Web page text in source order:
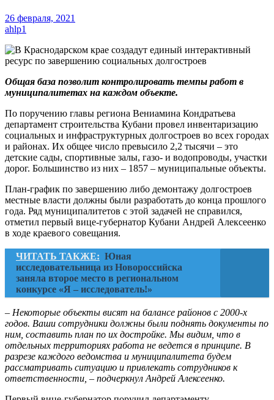
26 февраля, 2021
ahlp1
Общая база позволит контролировать темпы работ в
муниципалитетах на каждом объекте.
По поручению главы региона Вениамина Кондратьева
департамент строительства Кубани провел инвентаризацию
социальных и инфраструктурных долгостроев во всех городах
и районах. Их общее число превысило 2,2 тысячи – это
детские сады, спортивные залы, газо- и водопроводы, участки
дорог. Большинство из них – 1857 – муниципальные объекты.
План-график по завершению либо демонтажу долгостроев
местные власти должны были разработать до конца прошлого
года. Ряд муниципалитетов с этой задачей не справился,
отметил первый вице-губернатор Кубани Андрей Алексеенко
в ходе краевого совещания.
ЧИТАТЬ ТАКЖЕ: Юная
исследовательница из Новороссийска
заняла второе место в региональном
конкурсе «Я – исследователь!»
– Некоторые объекты висят на балансе районов с 2000-х
годов. Ваши сотрудники должны были поднять документы по
ним, составить план по их достройке. Мы видим, что в
отдельных территориях работа не ведется в принципе. В
разрезе каждого ведомства и муниципалитета будем
рассматривать ситуацию и привлекать сотрудников к
ответственности, – подчеркнул Андрей Алексеенко.